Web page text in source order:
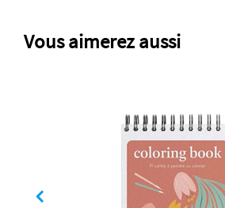
Vous aimerez aussi